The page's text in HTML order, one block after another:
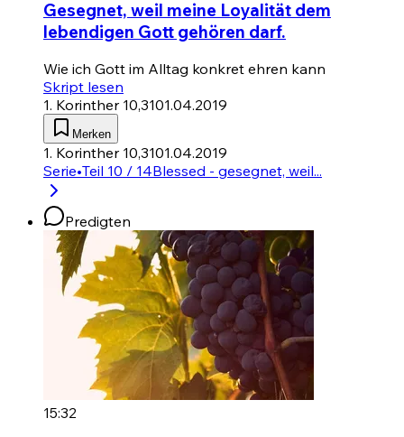
Gesegnet, weil meine Loyalität dem
lebendigen Gott gehören darf.
Wie ich Gott im Alltag konkret ehren kann
Skript lesen
1. Korinther 10,3101.04.2019
Merken
1. Korinther 10,3101.04.2019
Serie•Teil 10 / 14Blessed - gesegnet, weil...
Predigten
15:32